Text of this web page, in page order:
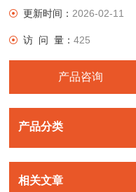
更新时间： 2026-02-11
访 问 量：425
产品咨询
产品分类
相关文章